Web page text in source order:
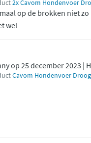
2x Cavom Hondenvoer
op de brokken niet
wel
op 25 december 2023 |
Cavom Hondenvoer